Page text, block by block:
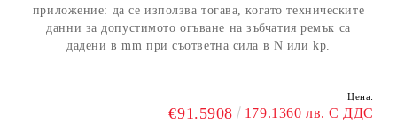
приложение: да се използва тогава, когато техническите
данни за допустимото огъване на зъбчатия ремък са
дадени в mm при съответна сила в N или kp.
Цена:
€91.5908 179.1360 лв. С ДДС